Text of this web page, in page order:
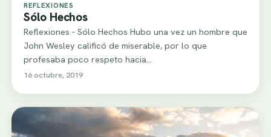
REFLEXIONES
Sólo Hechos
Reflexiones - Sólo Hechos Hubo una vez un hombre que
John Wesley calificó de miserable, por lo que
profesaba poco respeto hacia…
16 octubre, 2019